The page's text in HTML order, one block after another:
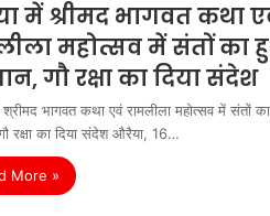
में श्रीमद भागवत कथा
महोत्सव में संतों का
गौ रक्षा का दिया संदेश
भागवत कथा एवं रामलीला महोत्सव में संतों
रक्षा का दिया संदेश औरैया, 16…
More »